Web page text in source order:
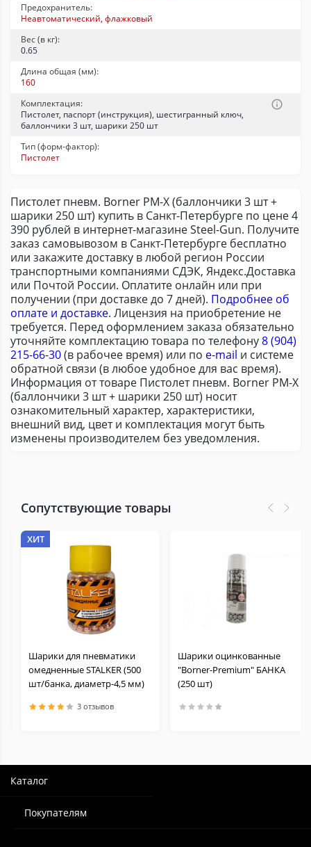
Предохранитель:
Неавтоматический, флажковый
Вес (в кг):
0.65
Длина общая (мм):
160
Комплектация:
Пистолет, паспорт (инструкция), шестигранный ключ,
баллончики 3 шт, шарики 250 шт
Тип (форм-фактор):
Пистолет
Пистолет пневм. Borner PM-X (баллончики 3 шт +
шарики 250 шт) купить в Санкт-Петербурге по цене 4
390 рублей в интернет-магазине Steel-Gun. Получите
заказ самовывозом в Санкт-Петербурге бесплатно
или закажите доставку в любой регион России
транспортными компаниями СДЭК, Яндекс.Доставка
или Почтой России. Оплатите онлайн или при
получении (при доставке до 7 дней). Подробнее об
оплате и доставке. Лицензия на приобретение не
требуется. Перед оформлением заказа обязательно
уточняйте комплектацию товара по телефону8 (904)
215-66-30(в рабочее время) или по e-mail и системе
обратной связи (в любое удобное для вас время).
Информация от товаре Пистолет пневм. Borner PM-X
(баллончики 3 шт + шарики 250 шт) носит
ознакомительный характер, характеристики,
внешний вид, цвет и комплектация могут быть
изменены производителем без уведомления.
Сопутствующие товары
ХИТ
Шарики для пневматики
омедненные STALKER (500
шт/банка, диаметр-4,5 мм)
3 отзывов
Шарики оцинкованные
"Borner-Premium" БАНКА
(250 шт)
Каталог
Покупателям